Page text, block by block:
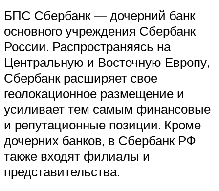
БПС Сбербанк — дочерний банк
основного учреждения Сбербанк
России. Распространяясь на
Центральную и Восточную Европу,
Сбербанк расширяет свое
геолокационное размещение и
усиливает тем самым финансовые
и репутационные позиции. Кроме
дочерних банков, в Сбербанк РФ
также входят филиалы и
представительства.